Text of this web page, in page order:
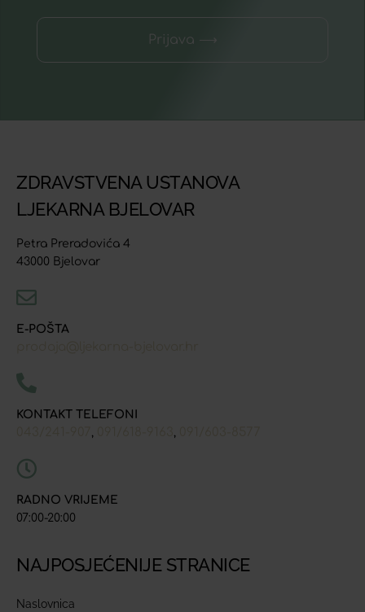
Prijava ⟶
ZDRAVSTVENA USTANOVA
LJEKARNA BJELOVAR
Petra Preradovića 4
43000 Bjelovar
E-POŠTA
KONTAKT TELEFONI
, ,
RADNO VRIJEME
07:00-20:00
NAJPOSJEĆENIJE STRANICE
Naslovnica